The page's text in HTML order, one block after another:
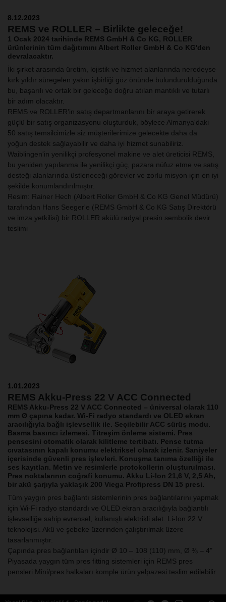
8.12.2023
REMS ve ROLLER – Birlikte geleceğe!
1 Ocak 2024 tarihinde REMS GmbH & Co KG, ROLLER
ürünlerinin tüm dağıtımını Albert Roller GmbH & Co KG'den
devralacaktır.
İki şirket arasında üretim, lojistik ve hizmet alanlarında neredeyse
kırk yıldır süregelen yakın işbirliği göz önünde bulundurulduğunda
bu, başarılı ve ortak bir geleceğe doğru atılan mantıklı ve tutarlı
bir adım olacaktır.
REMS ve ROLLER'in satış departmanlarını bir araya getirerek
güçlü bir satış organizasyonu oluşturduk, böylece Almanya'daki
50 satış temsilcimizle siz müşterilerimize gelecekte daha da
yoğun destek sağlayabilir ve daha iyi hizmet sunabiliriz.
Waiblingen'in yenilikçi profesyonel makine ve alet üreticisi REMS,
bu yeniden yapılanma ile yenilikçi güç, pazara nüfuz etme ve satış
desteği alanlarında üstleneceği görevler ve zorlu misyon için en iyi
şekilde konumlandırılmıştır.
Resim: Rainer Hech (Albert Roller GmbH & Co KG Genel Müdürü)
tarafından Hans Seeger'e (REMS GmbH & Co KG Satış Direktörü
ve imza yetkilisi) bir ROLLER akülü radyal presin sembolik devir
teslimi
1.01.2023
REMS Akku-Press 22 V ACC Connected
REMS Akku-Press 22 V ACC Connected – üniversal olarak 110
mm Ø çapına kadar. Wi-Fi radyo standardı ve OLED ekran
aracılığıyla bağlı işlevsellik ile. Seçilebilir ACC sürüş modu.
Basma basıncı izlemesi. Titreşim önleme sistemi. Pres
pensesini otomatik olarak kilitleme tertibatı. Pense tutma
cıvatasının kapalı konumu elektriksel olarak izlenir. Saniyeler
içerisinde güvenli pres işlevleri. Konuşma tanıma özelliği ile
ses kayıtları. Metin ve resimlerle protokollerin oluşturulması.
Pres noktalarının coğrafi konumu. Akku Li-Ion 21,6 V, 2,5 Ah,
bir akü şarjıyla yaklaşık 200 Viega Profipress DN 15 presi.
Tüm yaygın pres bağlantı sistemlerinin pres bağlantılarını yapmak
için Wi-Fi radyo standardı ve OLED ekran aracılığıyla bağlantılı
işlevselliğe sahip evrensel, kullanışlı elektrikli alet. Li-Ion 22 V
teknolojisi. Akü ve şebeke üzerinden çalıştırılmak üzere
tasarlanmıştır.
Çapında pres bağlantıları içindir Ø 10 – 108 (110) mm, Ø ⅜ – 4"
Piyasada yaygın tüm pres fitting sistemleri için REMS pres
pensleri Mini/pres halkaları komple ürün yelpazesi teslim edilebilir